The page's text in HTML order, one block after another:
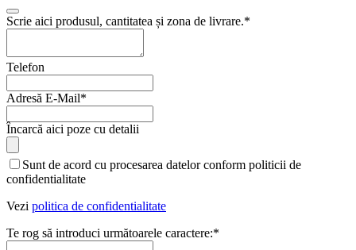
Scrie aici produsul, cantitatea și zona de livrare.*
Telefon
Adresă E-Mail*
Încarcă aici poze cu detalii
Sunt de acord cu procesarea datelor conform politicii de
confidentialitate
Vezi politica de confidentialitate
Te rog să introduci următoarele caractere:*